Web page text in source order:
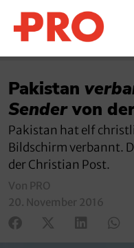
Pakistan
Sendervon
Pakistan hat elf
Bildschirm verbannt.
der Christian Post.
Von PRO
20. November 2016